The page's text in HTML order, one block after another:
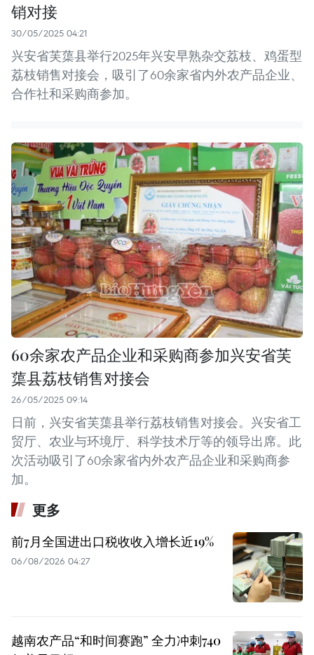
销对接
30/05/2025 04:21
兴安省芙蕖县举行2025年兴安早熟杂交荔枝、鸡蛋型
荔枝销售对接会，吸引了60余家省内外农产品企业、
合作社和采购商参加。
60余家农产品企业和采购商参加兴安省芙
蕖县荔枝销售对接会
26/05/2025 09:14
日前，兴安省芙蕖县举行荔枝销售对接会。兴安省工
贸厅、农业与环境厅、科学技术厅等的领导出席。此
次活动吸引了60余家省内外农产品企业和采购商参
加。
更多
前7月全国进出口税收收入增长近19%
06/08/2026 04:27
越南农产品“和时间赛跑” 全力冲刺740